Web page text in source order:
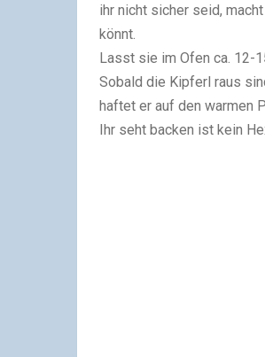
ihr nicht sicher seid,
könnt.
Lasst sie im Ofen ca. 12-
Sobald die Kipferl raus
haftet er auf den warmen
Ihr seht backen ist kein